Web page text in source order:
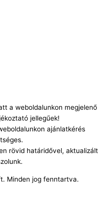
a weboldalunkon megjelenő
jellegűek!
ajánlatkérés
rövid határidővel, aktualizált
Minden jog fenntartva.